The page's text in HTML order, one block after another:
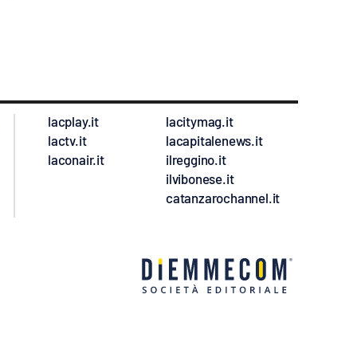
lacplay.it
lactv.it
laconair.it
lacitymag.it
lacapitalenews.it
ilreggino.it
ilvibonese.it
catanzarochannel.it